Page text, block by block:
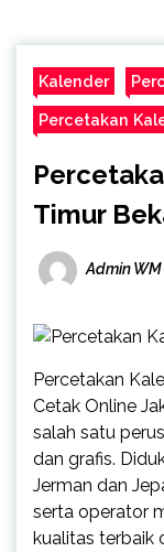
Kalender
Percetakan
Timur
Admin WM
Percetakan
Cetak Online
salah satu
dan grafis.
Jerman dan
serta operator
kualitas terbaik